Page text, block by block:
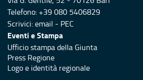
Telefono: +39 080 5406829
Scrivici:email - PEC
Eventi e Stampa
Ufficio stampa della Giunta
Press Regione
Logo e identità regionale